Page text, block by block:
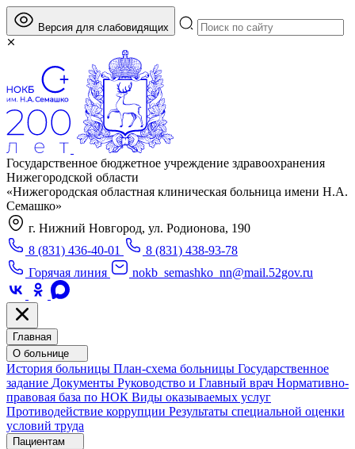
Версия для слабовидящих
Государственное бюджетное учреждение здравоохранения
Нижегородской области
«Нижегородская областная клиническая больница имени Н.А.
Семашко»
г. Нижний Новгород, ул. Родионова, 190
8 (831) 436-40-01
8 (831) 438-93-78
Горячая линия
nokb_semashko_nn@mail.52gov.ru
Главная
О больнице
История больницы План-схема больницы Государственное
задание Документы Руководство и Главный врач Нормативно-
правовая база по НОК Виды оказываемых услуг
Противодействие коррупции Результаты специальной оценки
условий труда
Пациентам